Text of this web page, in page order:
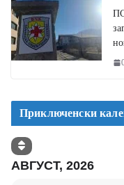
Приключенски
АВГУСТ, 2026